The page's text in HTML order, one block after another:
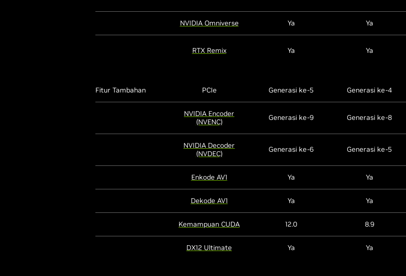
NVIDIA Omniverse Ya Ya
RTX Remix Ya Ya
Fitur Tambahan PCIe Generasi ke-5 Generasi ke-4
NVIDIA Encoder
(NVENC)
Generasi ke-9 Generasi ke-8
NVIDIA Decoder
(NVDEC)
Generasi ke-6 Generasi ke-5
Enkode AV1 Ya Ya
Dekode AV1 Ya Ya
Kemampuan CUDA 12.0 8.9
DX12 Ultimate Ya Ya